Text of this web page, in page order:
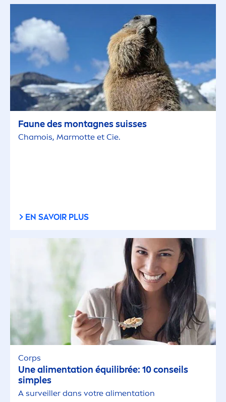
Faune des montagnes suisses
Chamois, Marmotte et Cie.
EN SAVOIR PLUS
Corps
Une alimentation équilibrée: 10 conseils
simples
A surveiller dans votre alimentation